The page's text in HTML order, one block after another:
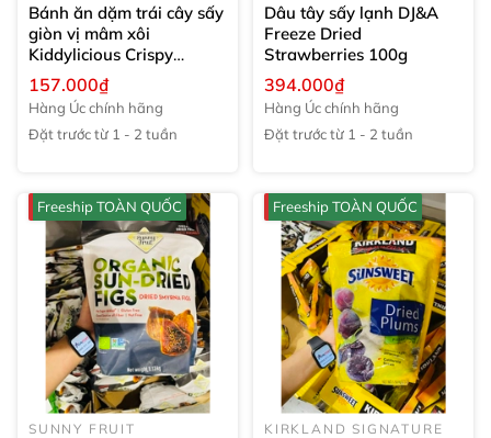
Bánh ăn dặm trái cây sấy
giòn vị mâm xôi
Kiddylicious Crispy
Tiddlers Raspberry
157.000₫
Hàng Úc chính hãng
Đặt trước từ 1 - 2 tuần
Dâu tây sấy lạnh DJ&A
Freeze Dried
Strawberries 100g
394.000₫
Hàng Úc chính hãng
Đặt trước từ 1 - 2 tuần
Freeship TOÀN QUỐC
SUNNY FRUIT
Freeship TOÀN QUỐC
KIRKLAND SIGNATURE